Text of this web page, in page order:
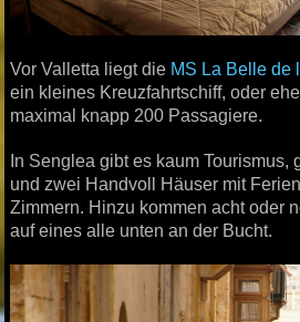
Vor Valletta liegt die MS La Belle de
ein kleines Kreuzfahrtschiff, oder
maximal knapp 200 Passagiere.
In Senglea gibt es kaum Tourismus,
und zwei Handvoll Häuser mit
Zimmern. Hinzu kommen acht oder
auf eines alle unten an der Bucht.